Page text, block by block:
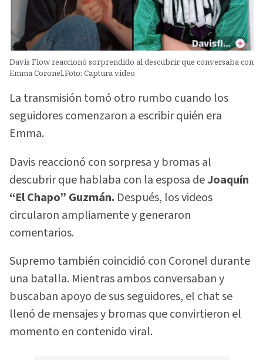
Davis Flow reaccionó sorprendido al descubrir que conversaba con
Emma Coronel.Foto: Captura video
La transmisión tomó otro rumbo cuando los
seguidores comenzaron a escribir quién era
Emma.
Davis reaccionó con sorpresa y bromas al
descubrir que hablaba con la esposa deJoaquín
“El Chapo” Guzmán. Después, los videos
circularon ampliamente y generaron
comentarios.
Supremo también coincidió con Coronel durante
una batalla. Mientras ambos conversaban y
buscaban apoyo de sus seguidores, el chat se
llenó de mensajes y bromas que convirtieron el
momento en contenido viral.